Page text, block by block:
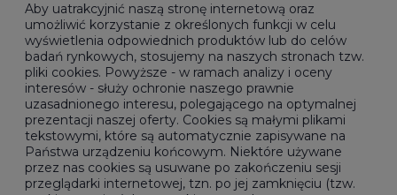
Aby uatrakcyjnić naszą stronę internetową oraz
umożliwić korzystanie z określonych funkcji w celu
wyświetlenia odpowiednich produktów lub do celów
badań rynkowych, stosujemy na naszych stronach tzw.
pliki cookies. Powyższe - w ramach analizy i oceny
interesów - służy ochronie naszego prawnie
uzasadnionego interesu, polegającego na optymalnej
prezentacji naszej oferty. Cookies są małymi plikami
tekstowymi, które są automatycznie zapisywane na
Państwa urządzeniu końcowym. Niektóre używane
przez nas cookies są usuwane po zakończeniu sesji
przeglądarki internetowej, tzn. po jej zamknięciu (tzw.